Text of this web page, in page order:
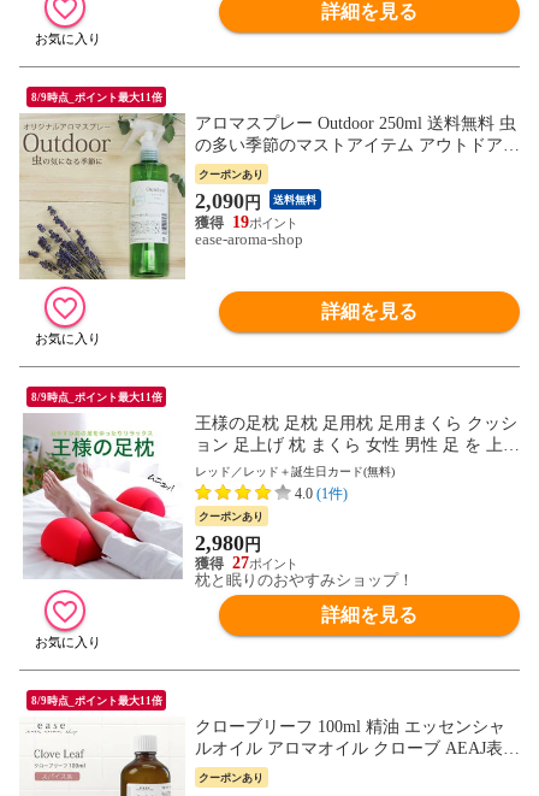
詳細を見る
8/9時点_ポイント最大11倍
アロマスプレー Outdoor 250ml 送料無料 虫
の多い季節のマストアイテム アウトドア
大容量 アロマ 虫除け 虫よけ ハーブ 植物
子供 シトロネラ ルームフレグランス
クーポンあり
2,090円 送料無料
19
ease-aroma-shop
詳細を見る
8/9時点_ポイント最大11倍
王様の足枕 足枕 足用枕 足用まくら クッシ
ョン 足上げ 枕 まくら 女性 男性 足 を 上げ
る あしまくら おすすめ 癒やし グッズ 健
康 リラックス ビーズ 誕生日 足置き枕 寝
るとき 足まくら フットピロー おすすめ 脚
まくら プレゼント ギフト
レッド／レッド＋誕生日カード(無料)
4.0 (1件)
クーポンあり
2,980円
27
枕と眠りのおやすみショップ！
詳細を見る
8/9時点_ポイント最大11倍
クローブリーフ 100ml 精油 エッセンシャ
ルオイル アロマオイル クローブ AEAJ表示
基準適合認定精油
クーポンあり